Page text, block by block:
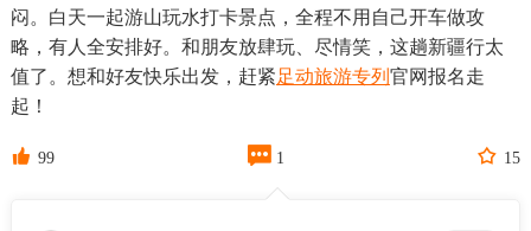
闷。白天一起游山玩水打卡景点，全程不用自己开车做攻
略，有人全安排好。和朋友放肆玩、尽情笑，这趟新疆行太
值了。想和好友快乐出发，赶紧足动旅游专列 官网报名走
起！
 99  1  15